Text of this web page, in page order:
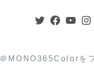
Twitter
＠MONO365Colorを